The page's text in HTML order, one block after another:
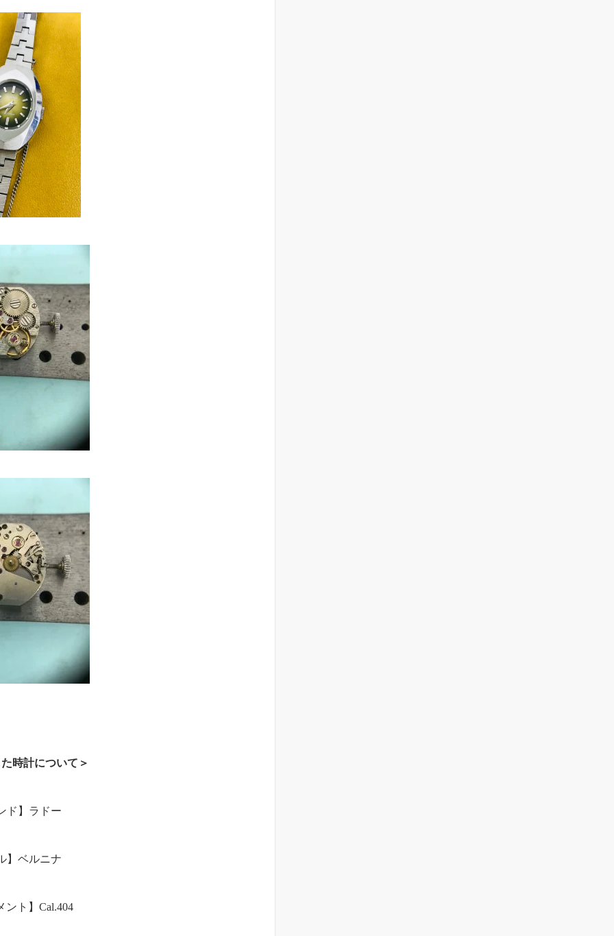
時計について＞
ド】ラドー
】ベルニナ
ント】Cal.404